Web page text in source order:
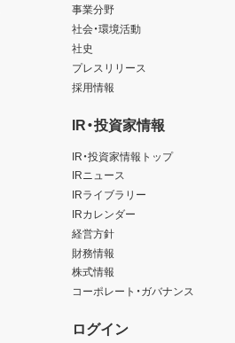
事業分野
社会・環境活動
社史
プレスリリース
採用情報
IR・投資家情報
IR・投資家情報トップ
IRニュース
IRライブラリー
IRカレンダー
経営方針
財務情報
株式情報
コーポレート・ガバナンス
ログイン